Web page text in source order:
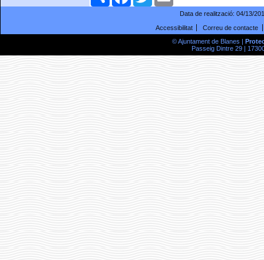
Data de realització: 04/13/
Accessibilitat
Correu de contacte
© Ajuntament de Blanes |
Passeig Dintre 29 |